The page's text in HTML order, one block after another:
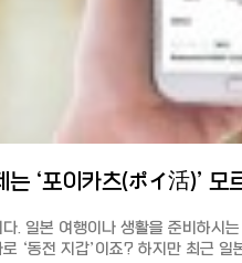
상승)로 더욱 저렴하게 한국 화장
이상이면 무료 배송인 점포가
500~800엔 정도입니다.
기
이 탄탄하고, 반품·교환도 쉬워 해외
고, 배송비가 저렴하며 배송이 빠
릴게요.
달살기 #오사카한달살기 #
#일본생활비 #일본날씨 #
의 가치를 높여주는 물건이라면
거야.") 오사카: 실용성과
은 절대 못 참는다"는 상인 기질이
습니다. (자랑할 때: "이거 원래 비싼
미' 오사카는 일본 개그(만자이)의
주는 것이 일종의 의무처럼
카롭게 지적하며 웃음을 유발하는
. 반면 도쿄의 유머는 조금 더
조적인 스타일이 주를 이룹니다. 6.
는
‘동전 지갑’이죠? 하지만 최근 일